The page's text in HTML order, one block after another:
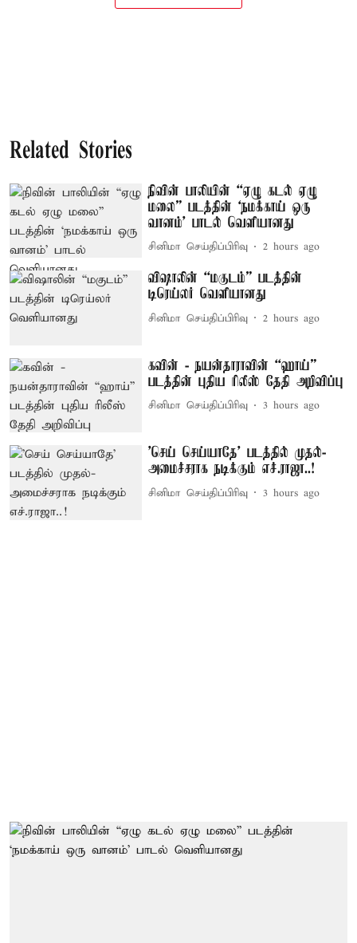
Related Stories
நிவின் பாலியின் “ஏழு கடல் ஏழு
மலை” படத்தின் ‘நமக்காய் ஒரு
வானம்’ பாடல் வெளியானது
சினிமா செய்திப்பிரிவு 2 hours ago
விஷாலின் “மகுடம்” படத்தின்
டிரெய்லர் வெளியானது
சினிமா செய்திப்பிரிவு 2 hours ago
கவின் - நயன்தாராவின் “ஹாய்”
படத்தின் புதிய ரிலீஸ் தேதி அறிவிப்பு
சினிமா செய்திப்பிரிவு 3 hours ago
'செய் செய்யாதே' படத்தில் முதல்-
அமைச்சராக நடிக்கும் எச்.ராஜா..!
சினிமா செய்திப்பிரிவு 3 hours ago